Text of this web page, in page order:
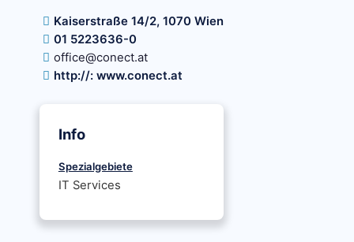
Kaiserstraße 14/2, 1070 Wien
01 5223636-0
office@conect.at
http://: www.conect.at
Info
Spezialgebiete
IT Services